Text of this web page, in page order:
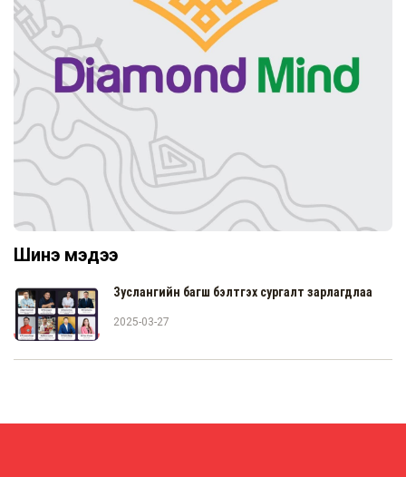
Шинэ мэдээ
Зуслангийн багш бэлтгэх сургалт зарлагдлаа
2025-03-27